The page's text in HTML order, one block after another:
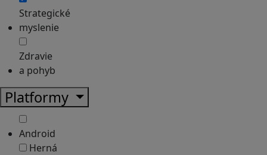
Strategické
myslenie
Zdravie
a pohyb
Platformy
Android
Herná